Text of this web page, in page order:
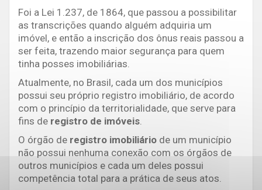
Foi a Lei 1.237, de 1864, que passou a possibilitar
as transcrições quando alguém adquiria um
imóvel, e então a inscrição dos ônus reais passou a
ser feita, trazendo maior segurança para quem
tinha posses imobiliárias.
Atualmente, no Brasil, cada um dos municípios
possui seu próprio registro imobiliário, de acordo
com o princípio da territorialidade, que serve para
fins de registro de imóveis
O órgão de registro imobiliário de um município
não possui nenhuma conexão com os órgãos de
outros municípios e cada um deles possui
competência total para a prática de seus atos.